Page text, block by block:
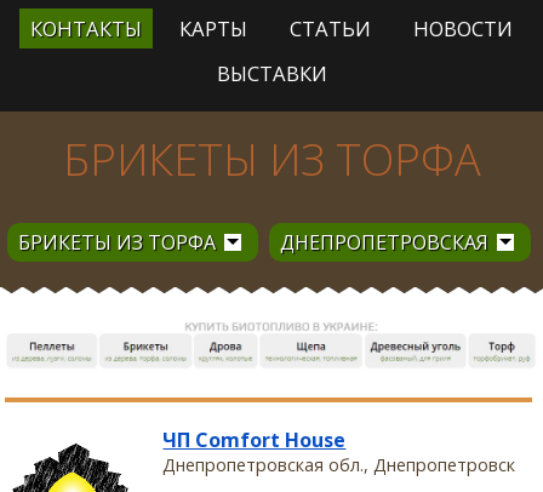
КОНТАКТЫ
КАРТЫ СТАТЬИ
НОВОСТИ
ВЫСТАВКИ
БРИКЕТЫ ИЗ ТОРФА
БРИКЕТЫ ИЗ ТОРФА ДНЕПРОПЕТРОВСКАЯ
ЧП Comfort House
Днепропетровская обл., Днепропетровск